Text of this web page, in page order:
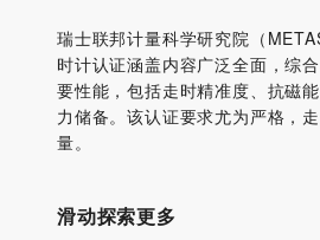
瑞士联邦计量科学研究院（
时计认证涵盖内容广泛全面，综
要性能，包括走时精准度、抗磁
力储备。该认证要求尤为严格，
量。
滑动探索更多